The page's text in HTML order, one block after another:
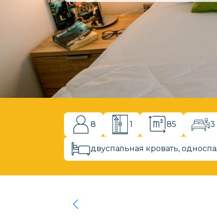
8 1 85 3
двуспальная кровать,